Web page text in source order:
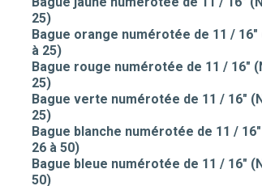
25)
Bague orange numérotée de 11 / 16"
à 25)
Bague rouge numérotée de 11 / 16"
25)
Bague verte numérotée de 11 / 16"
25)
Bague blanche numérotée de 11 /
26 à 50)
Bague bleue numérotée de 11 / 16"
50)